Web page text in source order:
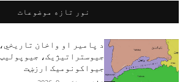
نور تازه موضوعات
د پامیر او واخان تاریخي،
جیوستراتیژیک،
جیواکونومیک ارزښت